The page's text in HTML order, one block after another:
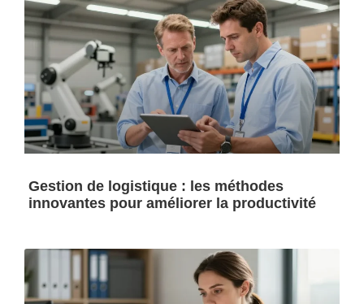
Gestion de logistique : les méthodes
innovantes pour améliorer la productivité